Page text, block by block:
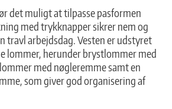
det muligt at tilpasse pasformen
med trykknapper sikrer nem og
travl arbejdsdag. Vesten er udstyret
lommer, herunder brystlommer med
med nøgleremme samt en
som giver god organisering af